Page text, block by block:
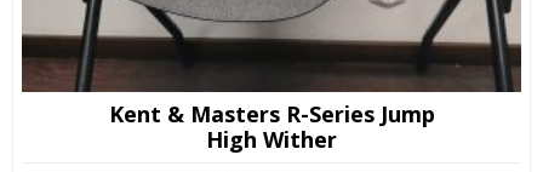
Kent & Masters R-Series Jump
High Wither